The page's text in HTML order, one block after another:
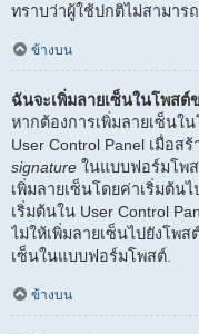
ทราบว่าผู้ใช้ปกติไม่สามา
ข้างบน
ฉันจะเพิ่มลายเซ็นในโพสต์
หากต้องการเพิ่มลายเซ็นใ
User Control Panel เมื่อส
signature ในแบบฟอร์มโพ
เพิ่มลายเซ็นโดยค่าเริ่มต้น
เริ่มต้นใน User Control
ไม่ให้เพิ่มลายเซ็นไปยังโพ
เซ็นในแบบฟอร์มโพสต์.
ข้างบน